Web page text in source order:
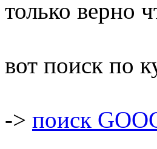
только верно
вот поиск по
-> поиск